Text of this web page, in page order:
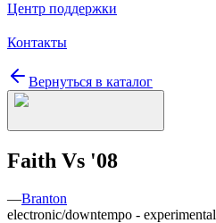
Центр поддержки
Контакты
Вернуться в каталог
Faith Vs '08
—Branton
electronic/downtempo - experimental